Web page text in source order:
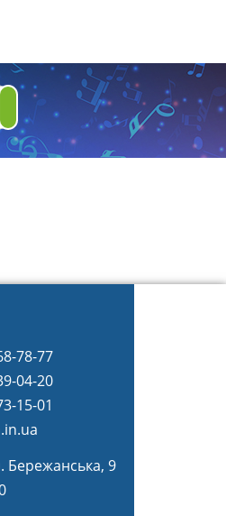
78-77
04-20
15-01
Бережанська, 9